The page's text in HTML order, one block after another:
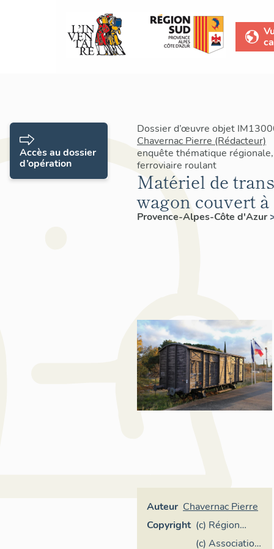
Dossier d’œuvre objet
Chavernac Pierre (Rédacteur)
enquête thématique
ferroviaire roulant
Matériel de
wagon couvert
Provence-Alpes-Côte d'Azur
Auteur Chavernac Pierre
Copyright (c) Région
Provence-
(c) Association
Accès au dossier
d’opération